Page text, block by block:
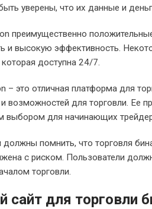
уверены, что их данные и
преимущественно
и высокую эффективность.
доступна 24/7.
– это отличная платформа для
возможностей для торговли. Ее
выбором для начинающих
должны помнить, что торговля
с риском. Пользователи
торговли.
сайт для торговли